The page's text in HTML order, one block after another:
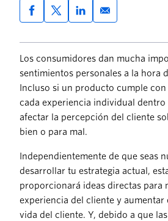
Los consumidores dan mucha
sentimientos personales a la hora
Incluso si un producto cumple
cada experiencia individual dentro
afectar la percepción del cliente
bien o para mal.
Independientemente de que seas
desarrollar tu estrategia actual,
proporcionará ideas directas para
experiencia del cliente y aumentar
vida del cliente. Y, debido a que